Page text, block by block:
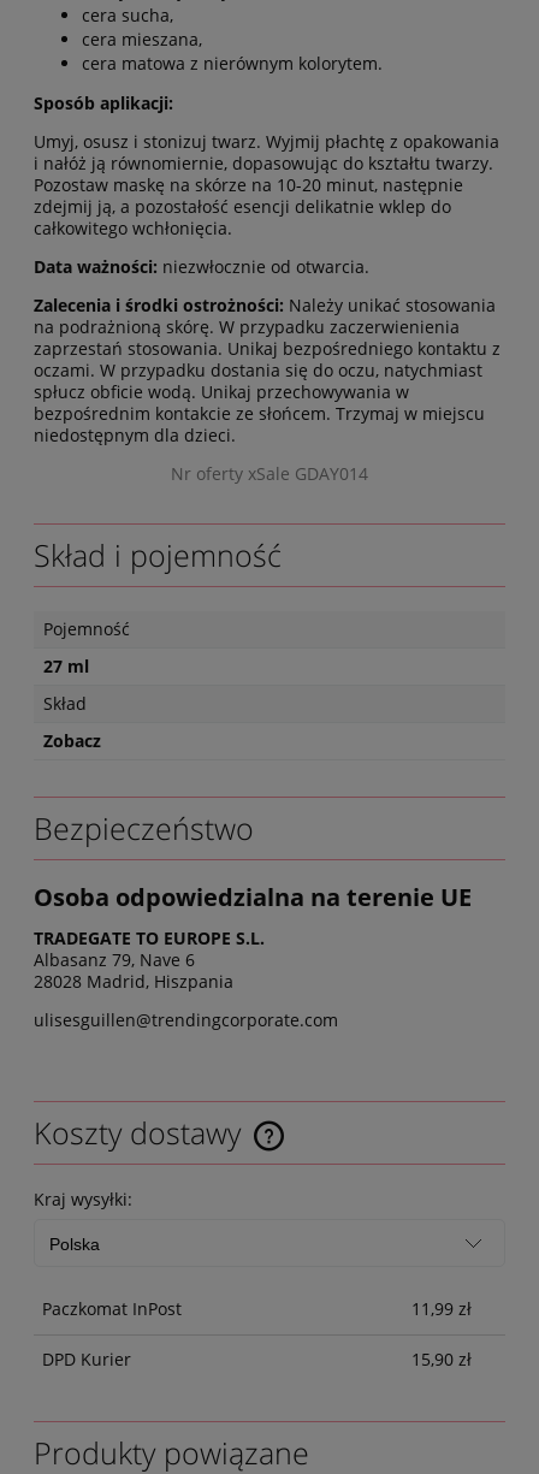
cera sucha,
cera mieszana,
cera matowa z nierównym kolorytem.
Sposób aplikacji:
Umyj, osusz i stonizuj twarz. Wyjmij płachtę z opakowania
i nałóż ją równomiernie, dopasowując do kształtu twarzy.
Pozostaw maskę na skórze na 10-20 minut, następnie
zdejmij ją, a pozostałość esencji delikatnie wklep do
całkowitego wchłonięcia.
Data ważności: niezwłocznie od otwarcia.
Zalecenia i środki ostrożności: Należy unikać stosowania
na podrażnioną skórę. W przypadku zaczerwienienia
zaprzestań stosowania. Unikaj bezpośredniego kontaktu z
oczami. W przypadku dostania się do oczu, natychmiast
spłucz obficie wodą. Unikaj przechowywania w
bezpośrednim kontakcie ze słońcem. Trzymaj w miejscu
niedostępnym dla dzieci.
Nr oferty xSale GDAY014
Skład i pojemność
Pojemność
27 ml
Skład
Zobacz
Bezpieczeństwo
Osoba odpowiedzialna na terenie UE
TRADEGATE TO EUROPE S.L.
Albasanz 79, Nave 6
28028 Madrid, Hiszpania
ulisesguillen@trendingcorporate.com
Koszty dostawy
Kraj wysyłki:
Paczkomat InPost 11,99 zł
DPD Kurier 15,90 zł
Produkty powiązane